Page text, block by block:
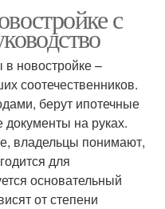
с
в новостройке –
соотечественников.
берут ипотечные
документы на руках.
владельцы понимают,
для
основательный
от степени